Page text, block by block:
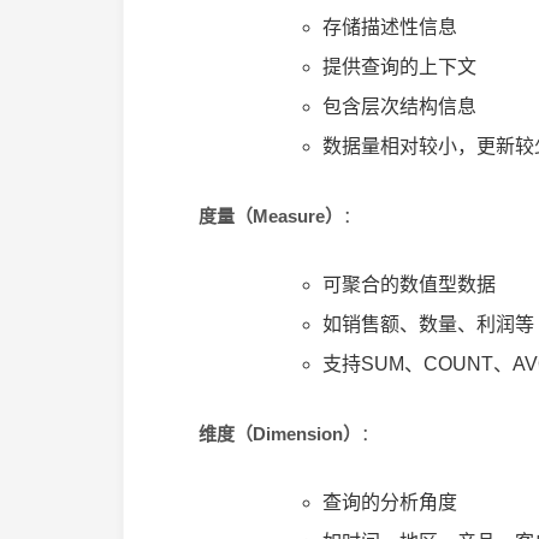
存储描述性信息
提供查询的上下文
包含层次结构信息
数据量相对较小，更新较
度量（Measure） ：
可聚合的数值型数据
如销售额、数量、利润等
支持SUM、COUNT、
维度（Dimension） ：
查询的分析角度